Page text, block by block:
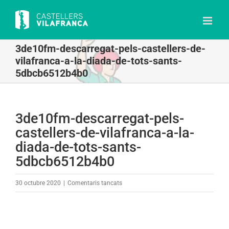
content
3de10fm-descarregat-pels-castellers-de-
vilafranca-a-la-diada-de-tots-sants-
5dbcb6512b4b0
3de10fm-descarregat-pels-
castellers-de-vilafranca-a-la-
diada-de-tots-sants-
5dbcb6512b4b0
30 octubre 2020 Comentaris tancatsa